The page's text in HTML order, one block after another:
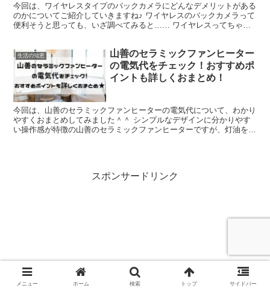
今回は、ワイヤレスタイプのバックカメラにどんなデメリットがある
のかについてご紹介していきますね♪ ワイヤレスのバックカメラって
便利そうと思っても、いざ調べてみると…… ワイヤレスってちゃん
生活の知恵
山善のセラミックファンヒーター
の電気代をチェック！おすすめポ
イントも詳しくおまとめ！
今回は、山善のセラミックファンヒーターの電気代について、わかり
やすくおまとめしてみました＾＾ シンプルなデザインに分かりやす
い操作感が特徴の山善のセラミックファンヒーターですが、灯油を使
スポンサードリンク
メニュー ホーム 検索 トップ サイドバー